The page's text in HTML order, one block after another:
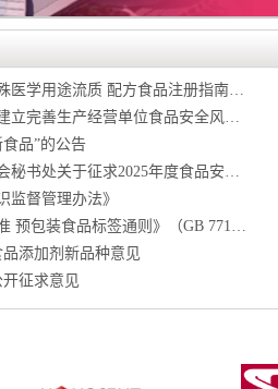
市场监管总局关于发布《特殊医学用途流质 配方食品注册指南》等 文件的公告
国务院食安委印发意见推动建立完善生产经营单位食品安全风险隐患 内部报告奖励机制
品”的公告
食品安全国家标准审评委员会秘书处关于征求2025年度食品安全国家标准 立项计划（征求意见稿）意见的函（食标秘发〔2025〕1号）
监督管理办法》
关于发布《食品安全国家标准 预包装食品标签通则》（GB 7718-2025）等 50项食品安全国家标准和9项修改单的公告（2025年 第2号）
添加剂新品种意见
征求意见